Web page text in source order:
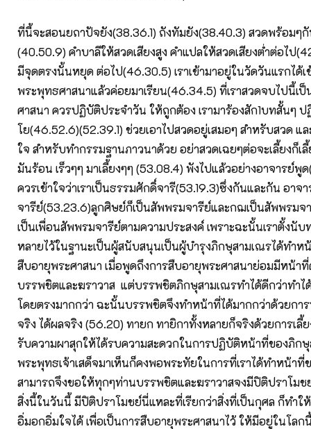
ที่นี้จะสอนยถาปัจยัง(38.36.1) ถังทัมยัง(38.40.3) สวดพร้อมๆกั
(40.50.9) คำบาลีให้สวดเสียงสูง คำแปลให้สวดเสียงต่ำต่อไป
มีจุดตรงนั้นหยุด ต่อไป(46.30.5) เราเข้ามาอยู่ในวัดวันแรกได้เ
พระพุทธศาสนาแล้วค่อยมาเรียน(46.34.5) ที่เราสวดจบไปนี้เ
ศาสนา ควรปฏิบัติประจำวัน ให้ถูกต้อง เรามาร้องสัก1บทสั้นๆ
โย(46.52.6)(52.39.1) ช่วยเอาไปสวดอยู่เสมอๆ สำหรับสวด แ
ใจ สำหรับทำกรรมฐานภาวนาด้วย อย่าสวดเฉยๆต่อจะเลี้ยงก็เ
มันร้อน เร็วๆๆ มาเลี้ยงๆๆ (53.08.4) พังไปแล้วอย่างอาจารย์พู
ควรเข้าใจว่าเราเป็นธรรมศักดิ์จารี(53.19.3)ซึ่งกันและกัน อาจ
จารีย์(53.23.6)ลูกศิษย์ก็เป็นสัพพรมจารีย์และกฌเป็นสัพพรมจา
เป็นเพื่อนสัพพรมจารีย์ตามความประสงค์ เพราะฉะนั้นเราตั้งนั
หลายไว้ในฐานะเป็นผู้สนับสนุนเป็นผู้บำรุงภิกษุสามเณรได้ทำห
สืบอายุพระศาสนา เมื่อพูดถึงการสืบอายุพระศาสนาย่อมมีหน้า
บรรพชิตและฆราวาส แต่บรรพชิตภิกษุสามเณรทำได้ดีกว่าทำไ
โดยตรงมากกว่า ฉะนั้นบรรพชิตจึงทำหน้าที่ได้มากกว่าด้วยกา
จริง ได้ผลจริง (56.20) ทายก ทายิกาทั้งหลายก็จริงด้วยการเลี้ย
รับความผาสุกให้ได้รบความสะดวกในการปฏิบัติหน้าที่ของภิก
พระพุทธเจ้าเสด็จมาเห็นก็คงพอพระทัยในการที่เราได้ทำหน้าที่
สามารถจึงขอให้ทุกๆท่านบรรพชิตและฆราวาสจงมีปิติปราโมช
สิ่งนี้ในวันนี้ มีปิติปราโมชย์นี่แหละที่เรียกว่าสิ่งที่เป็นกุศล ก็ทำใ
อิ่มอกอิ่มใจได้ เพื่อเป็นการสืบอายุพระศาสนาไว้ ให้มีอยู่ในโล